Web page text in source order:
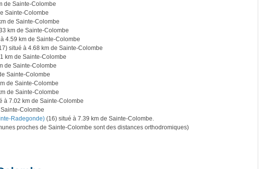
de Sainte-Colombe
Sainte-Colombe
de Sainte-Colombe
km de Sainte-Colombe
4.59 km de Sainte-Colombe
situé à 4.68 km de Sainte-Colombe
km de Sainte-Colombe
de Sainte-Colombe
Sainte-Colombe
de Sainte-Colombe
de Sainte-Colombe
à 7.02 km de Sainte-Colombe
Colombe
Radegonde) (16) situé à 7.39 km de Sainte-Colombe.
proches de Sainte-Colombe sont des distances orthodromiques)